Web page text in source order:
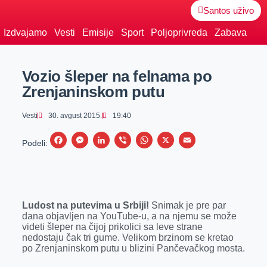
Santos uživo
Izdvajamo Vesti Emisije Sport Poljoprivreda Zabava
Vozio šleper na felnama po
Zrenjaninskom putu
Vesti 30. avgust 2015. 19:40
Podeli:
F
b
o
o
M
e
n
g
L
e
d
I
V
r
W
s
A
p
X
E
l
Ludost na putevima u Srbiji! Snimak je pre par
dana objavljen na YouTube-u, a na njemu se može
videti šleper na čijoj prikolici sa leve strane
nedostaju čak tri gume. Velikom brzinom se kretao
po Zrenjaninskom putu u blizini Pančevačkog mosta.